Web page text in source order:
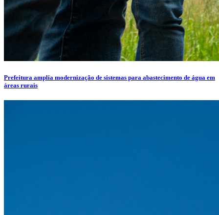
Prefeitura amplia modernização de sistemas para abastecimento de água em
áreas rurais